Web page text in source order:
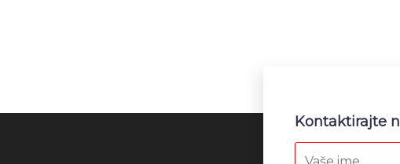
Kontaktirajte